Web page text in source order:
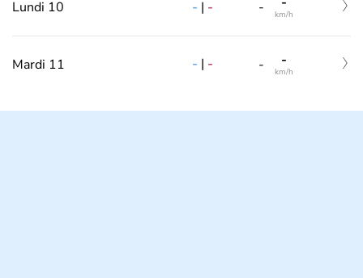
Lundi 10 - | - - km/h
Mardi 11 - | - - -
km/h